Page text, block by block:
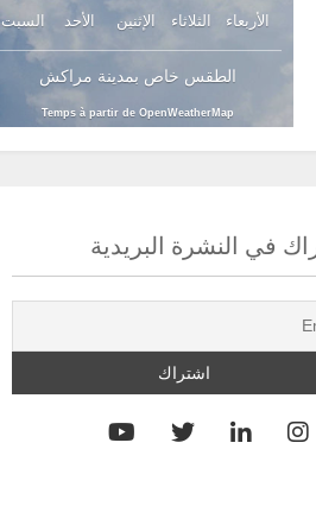
السبت الأحد الإثنين الثلاثاء الأربعاء
الطقس خاص بمدينة مراكش
Temps à partir de OpenWeatherMap
في النشرة البريدية